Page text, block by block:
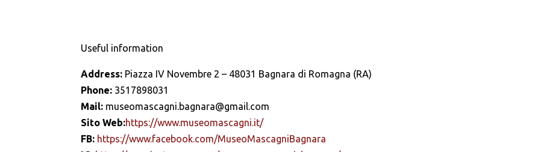
Useful information
Address: Piazza IV Novembre 2 – 48031 Bagnara di Romagna (RA)
Phone: 3517898031
Mail: museomascagni.bagnara@gmail.com
Sito Web:https://www.museomascagni.it/
FB: https://www.facebook.com/MuseoMascagniBagnara